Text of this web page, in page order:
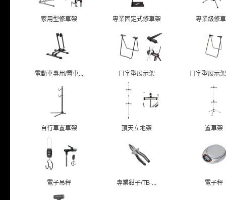
家用型修車架 專業固定式修車架 專業級修
電動車專用/置車... ㄇ字型展示架 ㄇ字型展示
自行車置車架 頂天立地架 置車架
電子吊秤 專業鉗子/TB-... 電子秤